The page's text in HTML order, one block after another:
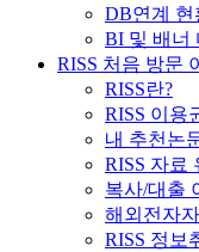
DB연계 현
BI 및 배너
RISS 처음 방문
RISS란?
RISS 이용
내 추천논
RISS 자료
복사/대출
해외전자
RISS 정보